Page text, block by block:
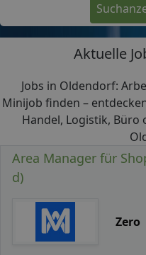
Aktuelle
Jobs in Oldendorf:
Minijob finden –
Handel, Logistik,
Area Manager für
d)
Zero